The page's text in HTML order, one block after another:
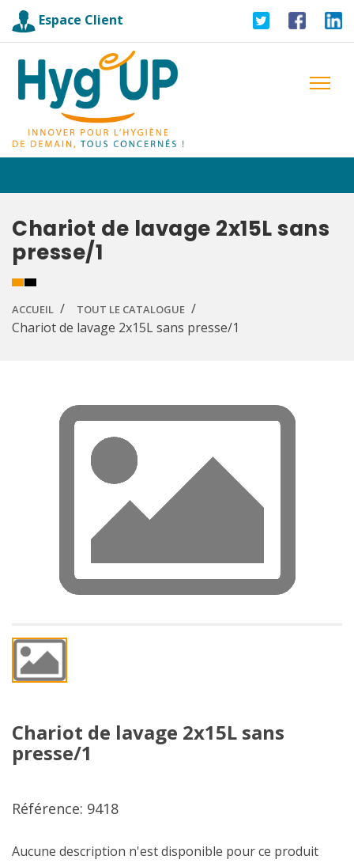
Espace Client
Chariot de lavage 2x15L sans
presse/1
ACCUEIL TOUT LE CATALOGUE
Chariot de lavage 2x15L sans presse/1
Chariot de lavage 2x15L sans
presse/1
Référence: 9418
Aucune description n'est disponible pour ce produit